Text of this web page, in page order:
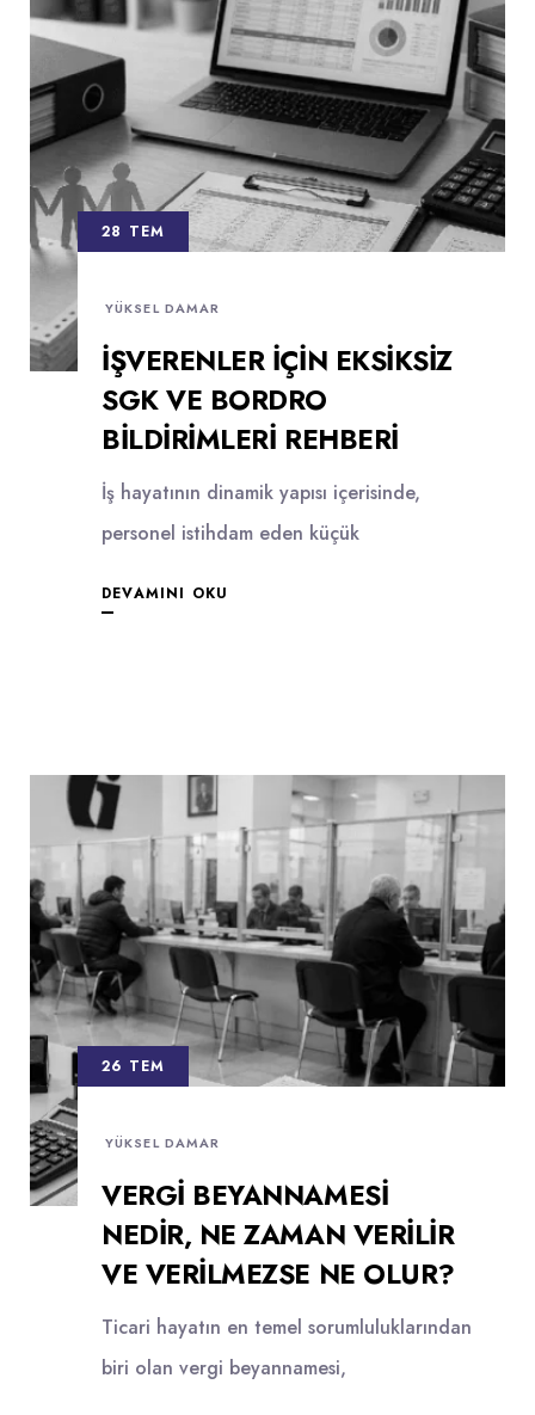
YÜKSEL DAMAR
İŞVERENLER İÇIN EKSIKSIZ
SGK VE BORDRO
BILDIRIMLERI REHBERI
İş hayatının dinamik yapısı içerisinde,
personel istihdam eden küçük
DEVAMINI OKU
28 TEM
YÜKSEL DAMAR
VERGI BEYANNAMESI
NEDIR, NE ZAMAN VERILIR
VE VERILMEZSE NE OLUR?
Ticari hayatın en temel sorumluluklarından
biri olan vergi beyannamesi,
26 TEM